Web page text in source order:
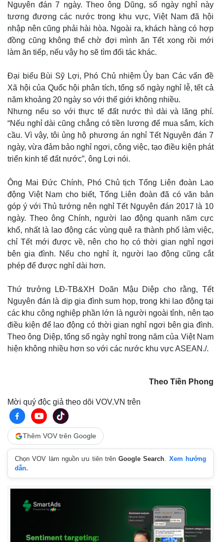
Kinh tế
Bất động sản
Khởi nghiệp
Thị trường
Giá vàng
Tiêu dùng
Tỷ giá
Chứng khoán
Giá cà phê
Pháp luật
Tin nóng
Quân sự - Quốc phòng
Vũ khí
Việt Nam
Nguyên đán 7 ngày. Theo ông Dũng, số ngày nghỉ này
tương đương các nước trong khu vực, Việt Nam đã hội
nhập nên cũng phải hài hòa. Ngoài ra, khách hàng có hợp
đồng cũng không thể chờ đợi mình ăn Tết xong rồi mới
làm ăn tiếp, nếu vậy họ sẽ tìm đối tác khác.
Đại biểu Bùi Sỹ Lợi, Phó Chủ nhiệm Ủy ban Các vấn đề
Xã hội của Quốc hội phân tích, tổng số ngày nghỉ lễ, tết cả
năm khoảng 20 ngày so với thế giới không nhiều.
Nhưng nếu so với thực tế đất nước thì dài và lãng phí.
“Nếu nghỉ dài cũng chẳng có tiền lương để mua sắm, kích
cầu. Vì vậy, tôi ủng hộ phương án nghỉ Tết Nguyên đán 7
ngày, vừa đảm bảo nghỉ ngơi, công việc, tạo điều kiện phát
triển kinh tế đất nước”, ông Lợi nói.
Ông Mai Đức Chính, Phó Chủ tịch Tổng Liên đoàn Lao
động Việt Nam cho biết, Tổng Liên đoàn đã có văn bản
góp ý với Thủ tướng nên nghỉ Tết Nguyên đán 2017 là 10
ngày. Theo ông Chính, người lao động quanh năm cực
khổ, nhất là lao động các vùng quê ra thành phố làm việc,
chỉ Tết mới được về, nên cho họ có thời gian nghỉ ngơi
bên gia đình. Nếu cho nghỉ ít, người lao động cũng cắt
phép để được nghỉ dài hơn.
Thứ trưởng LĐ-TB&XH Doãn Mậu Diệp cho rằng, Tết
Nguyên đán là dịp gia đình sum họp, trong khi lao động tại
các khu công nghiệp phần lớn là người ngoài tỉnh, nên tạo
điều kiện để lao động có thời gian nghỉ ngơi bên gia đình.
Theo ông Diệp, tổng số ngày nghỉ trong năm của Việt Nam
hiện không nhiều hơn so với các nước khu vực ASEAN./.
Theo Tiền Phong
Mời quý độc giả theo dõi VOV.VN trên
Thêm VOV trên Google
Chọn VOV làm nguồn ưu tiên trênGoogle Search. Xem hướng
dẫn.